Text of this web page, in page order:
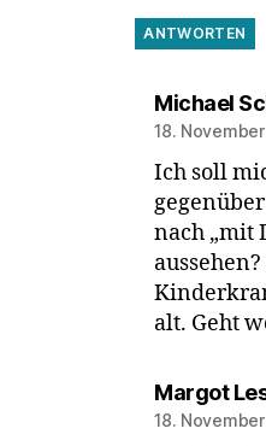
ANTWORTEN
Michael
18.
Ich soll
nach „mit
alt. Geht
Margot
18.